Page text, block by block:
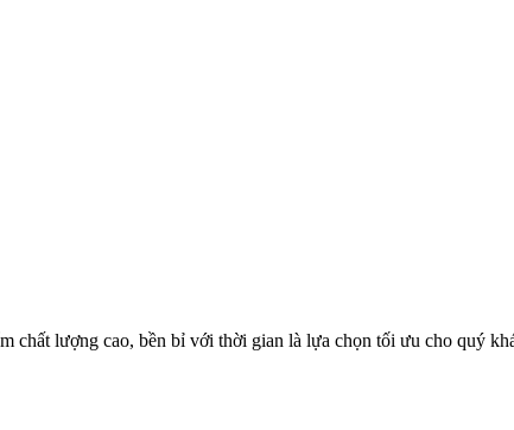
chất lượng cao, bền bỉ với thời gian là lựa chọn tối ưu cho quý